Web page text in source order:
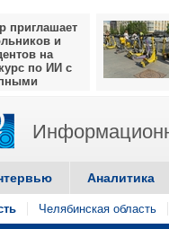
приглашает
и
на
по ИИ с
Аналитика
Челябинская область